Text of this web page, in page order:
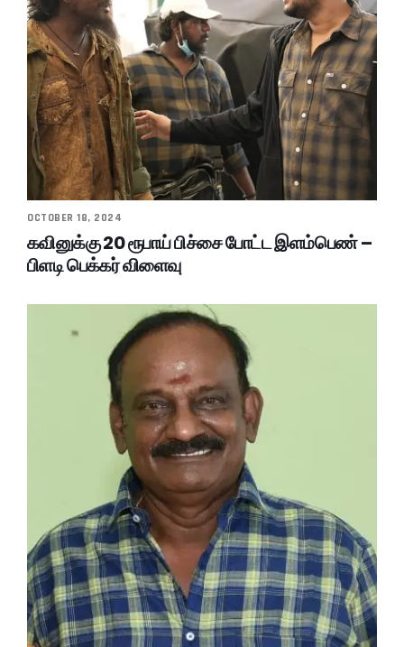
OCTOBER 18, 2024
கவினுக்கு 20 ரூபாய் பிச்சை போட்ட இளம்பெண் –
பிளடி பெக்கர் விளைவு